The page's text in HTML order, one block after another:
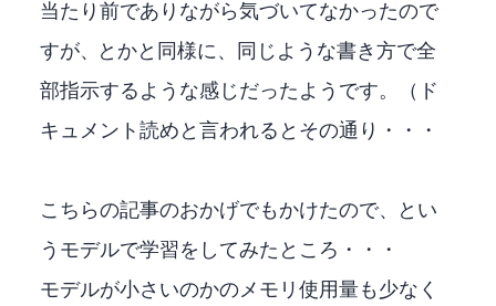
当たり前でありながら気づいてなかったので
すが、YOLOXとかRTMDetと同様に、同じような書き方で全
部指示するような感じだったようです。（ド
キュメント読めと言われるとその通り・・・
こちらの記事のおかげでconfigもかけたので、DAB-DETRとい
うモデルで学習をしてみたところ・・・
モデルが小さいのかGPUのメモリ使用量も少なく